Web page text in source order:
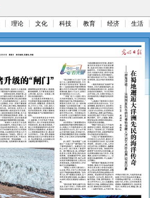
理论 文化 科技 教育 经济 生活